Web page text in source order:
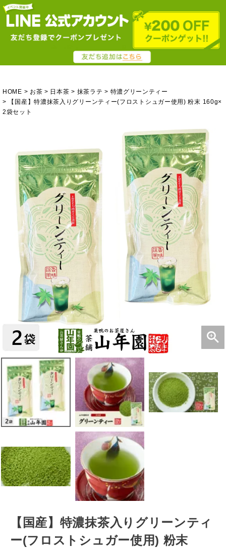
HOME お茶 日本茶 抹茶ラテ
特濃グリーンティー
【国産】特濃抹茶入りグリーンティー(フロストシュガー使用) 粉末 160g×
2袋セット
【国産】特濃抹茶入りグリーンティ
ー(フロストシュガー使用) 粉末